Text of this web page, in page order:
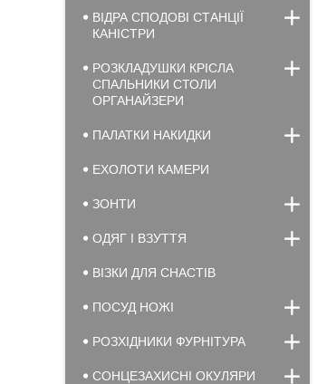
ВІДРА СПОДОВІ СТАНЦІЇ
КАНІСТРИ
РОЗКЛАДУШКИ КРІСЛА
СПАЛЬНИКИ СТОЛИ
ОРГАНАЙЗЕРИ
ПАЛАТКИ НАКИДКИ
ЕХОЛОТИ КАМЕРИ
ЗОНТИ
ОДЯГ І ВЗУТТЯ
ВІЗКИ ДЛЯ СНАСТІВ
ПОСУД НОЖІ
РОЗХІДНИКИ ФУРНІТУРА
СОНЦЕЗАХИСНІ ОКУЛЯРИ